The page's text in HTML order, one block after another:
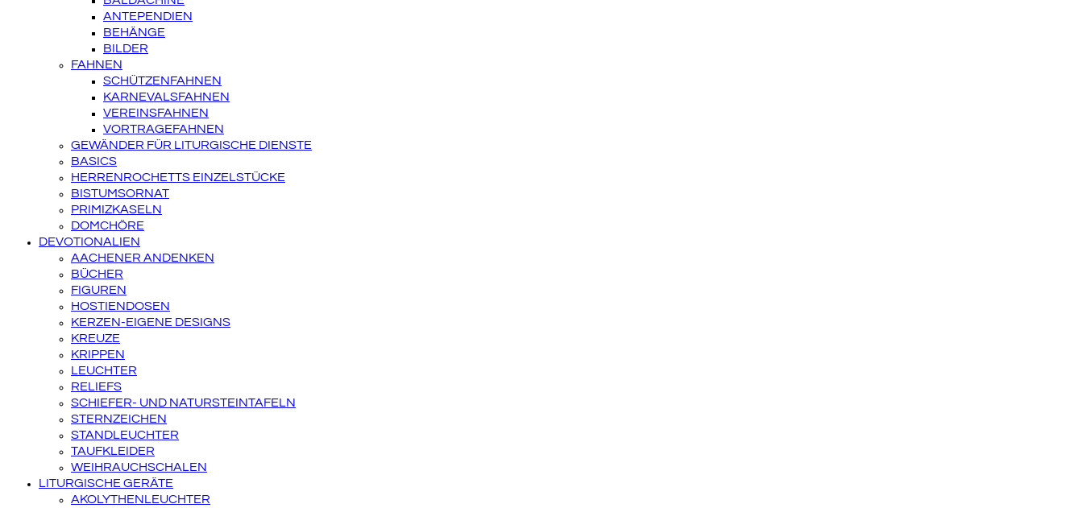
ANTEPENDIEN
BEHÄNGE
BILDER
FAHNEN
SCHÜTZENFAHNEN
KARNEVALSFAHNEN
VEREINSFAHNEN
VORTRAGEFAHNEN
GEWÄNDER FÜR LITURGISCHE DIENSTE
BASICS
HERRENROCHETTS EINZELSTÜCKE
BISTUMSORNAT
PRIMIZKASELN
DOMCHÖRE
DEVOTIONALIEN
AACHENER ANDENKEN
BÜCHER
FIGUREN
HOSTIENDOSEN
KERZEN-EIGENE DESIGNS
KREUZE
KRIPPEN
LEUCHTER
RELIEFS
SCHIEFER- UND NATURSTEINTAFELN
STERNZEICHEN
STANDLEUCHTER
TAUFKLEIDER
WEIHRAUCHSCHALEN
LITURGISCHE GERÄTE
AKOLYTHENLEUCHTER